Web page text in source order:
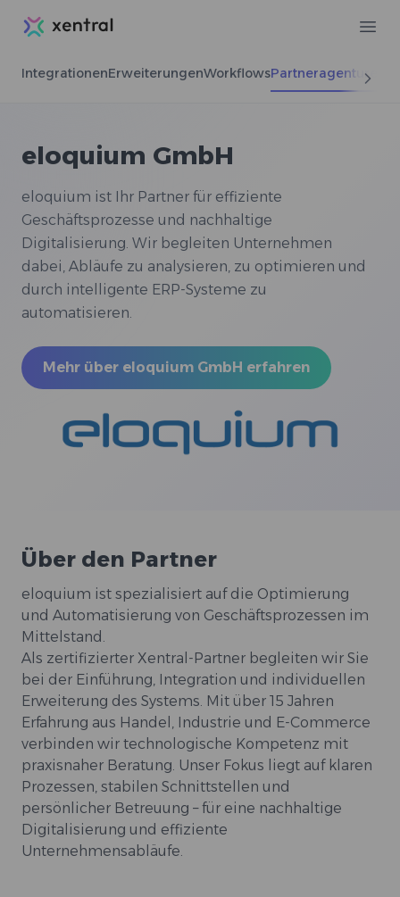
Xentral
IntegrationenErweiterungenWorkflowsPartneragenturen
eloquium GmbH
eloquium ist Ihr Partner für effiziente
Geschäftsprozesse und nachhaltige
Digitalisierung. Wir begleiten Unternehmen
dabei, Abläufe zu analysieren, zu optimieren und
durch intelligente ERP-Systeme zu
automatisieren.
Mehr über eloquium GmbH erfahren
Über den Partner
eloquium ist spezialisiert auf die Optimierung
und Automatisierung von Geschäftsprozessen im
Mittelstand.
Als zertifizierter Xentral-Partner begleiten wir Sie
bei der Einführung, Integration und individuellen
Erweiterung des Systems. Mit über 15 Jahren
Erfahrung aus Handel, Industrie und E-Commerce
verbinden wir technologische Kompetenz mit
praxisnaher Beratung. Unser Fokus liegt auf klaren
Prozessen, stabilen Schnittstellen und
persönlicher Betreuung – für eine nachhaltige
Digitalisierung und effiziente
Unternehmensabläufe.